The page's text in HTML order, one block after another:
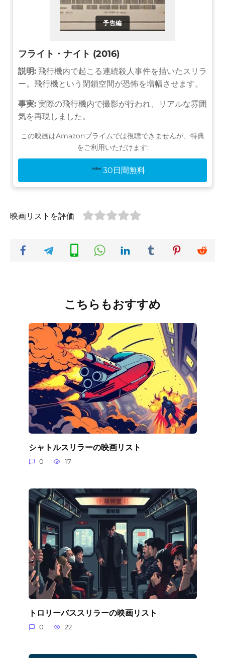
予告編
フライト・ナイト (2016)
説明: 飛行機内で起こる連続殺人事件を描いたスリラ
ー。飛行機という閉鎖空間が恐怖を増幅させます。
事実: 実際の飛行機内で撮影が行われ、リアルな雰囲
気を再現しました。
この映画はAmazonプライムでは視聴できませんが、特典
をご利用いただけます:
30日間無料
映画リストを評価
こちらもおすすめ
シャトルスリラーの映画リスト
0 17
トロリーバススリラーの映画リスト
0 22